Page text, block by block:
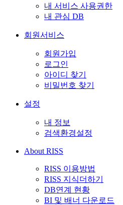
내 서비스 사용권한
내 관심 DB
회원서비스
회원가입
로그인
아이디 찾기
비밀번호 찾기
설정
내 정보
검색환경설정
About RISS
RISS 이용방법
RISS 지식더하기
DB연계 현황
BI 및 배너 다운로드